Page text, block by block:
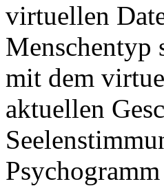
virtuellen
Menschentyp
mit dem
aktuellen